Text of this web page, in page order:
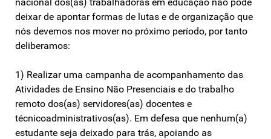
deixar de apontar formas de lutas e de organização que
nós devemos nos mover no próximo período, por tanto
deliberamos:
1) Realizar uma campanha de acompanhamento das
Atividades de Ensino Não Presenciais e do trabalho
remoto dos(as) servidores(as) docentes e
técnicoadministrativos(as). Em defesa que nenhum(a)
estudante seja deixado para trás, apoiando as